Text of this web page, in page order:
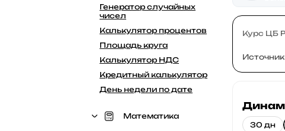
Генератор случайных
чисел
Калькулятор процентов
Площадь круга
Калькулятор НДС
Кредитный калькулятор
День недели по дате
Математика
Курс ЦБ
30 дн